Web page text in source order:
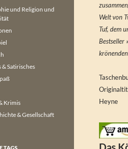
Welt von
Tuf, dem
Bestseller
Heyne
und Religion und
& Satirisches
Krimis
& Gesellschaft